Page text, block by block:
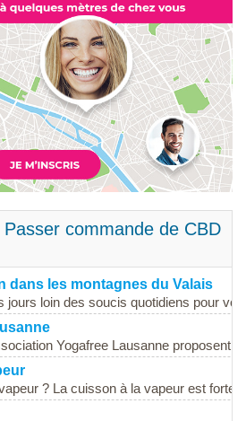
commande de CBD
dans les montagnes du Valais
jours loin des soucis quotidiens pour
Yogafree Lausanne proposent
? La cuisson à la vapeur est